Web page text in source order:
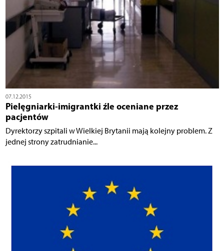
07.12.2015
Pielęgniarki-imigrantki źle oceniane przez
pacjentów
Dyrektorzy szpitali w Wielkiej Brytanii mają kolejny problem. Z
jednej strony zatrudnianie...